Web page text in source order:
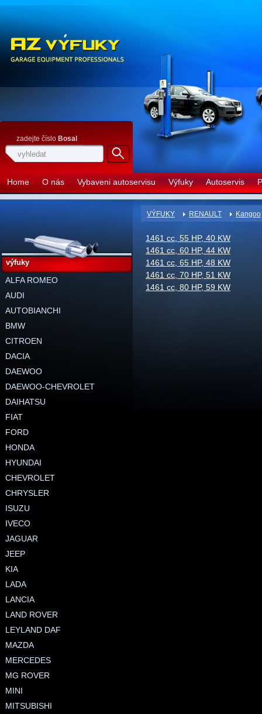
Home O nás Vybaveni autoservisu Výfuky Autoservis
zadejte číslo Bosal
VÝFUKY RENAULT Kangoo
1461 cc, 55 HP, 40 KW
1461 cc, 60 HP, 44 KW
1461 cc, 65 HP, 48 KW
1461 cc, 70 HP, 51 KW
1461 cc, 80 HP, 59 KW
výfuky
ALFA ROMEO
AUDI
AUTOBIANCHI
BMW
CITROEN
DACIA
DAEWOO
DAEWOO-CHEVROLET
DAIHATSU
FIAT
FORD
HONDA
HYUNDAI
CHEVROLET
CHRYSLER
ISUZU
IVECO
JAGUAR
JEEP
KIA
LADA
LANCIA
LAND ROVER
LEYLAND DAF
MAZDA
MERCEDES
MG ROVER
MINI
MITSUBISHI